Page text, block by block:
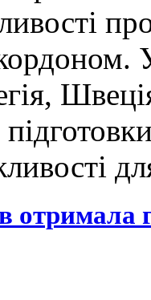
отримала